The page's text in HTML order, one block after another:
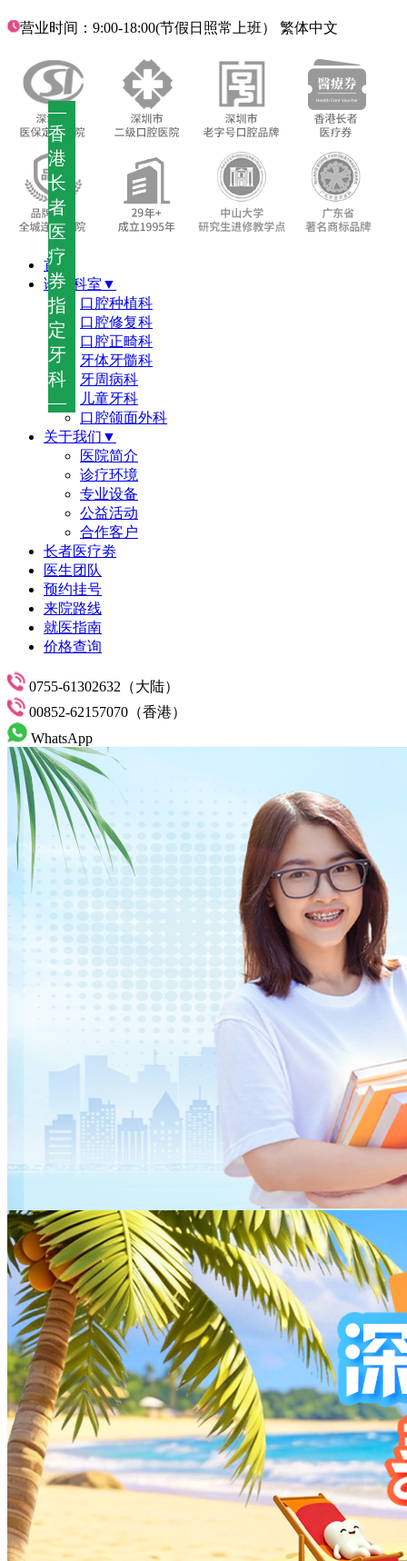
—
香
港
长
者
医
疗
券
指
定
牙
科
—
营业时间：9:00-18:00(节假日照常上班） 繁体中文
首页
诊疗科室▼
口腔种植科
口腔修复科
口腔正畸科
牙体牙髓科
牙周病科
儿童牙科
口腔颌面外科
关于我们▼
医院简介
诊疗环境
专业设备
公益活动
合作客户
长者医疗劵
医生团队
预约挂号
来院路线
就医指南
价格查询
0755-61302632（大陆）
00852-62157070（香港）
WhatsApp